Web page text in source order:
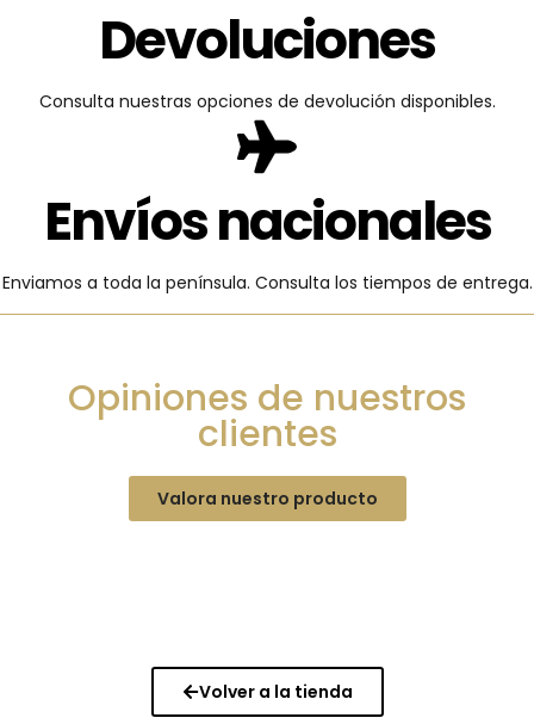
Devoluciones
Consulta nuestras opciones de devolución disponibles.
Envíos nacionales
Enviamos a toda la península. Consulta los tiempos de entrega.
Opiniones de nuestros
clientes
Valora nuestro producto
Volver a la tienda